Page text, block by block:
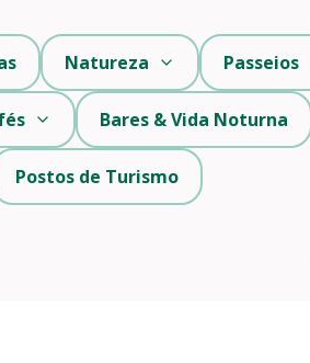
Natureza Passeios
Bares & Vida Noturna
Postos de Turismo